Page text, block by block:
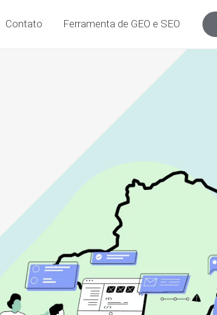
Contato Ferramenta de GEO e SEO